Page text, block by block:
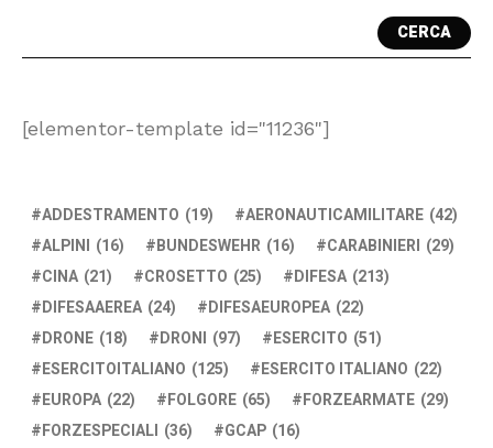
CERCA
[elementor-template id="11236"]
ADDESTRAMENTO (19) AERONAUTICAMILITARE (42)
ALPINI (16) BUNDESWEHR (16) CARABINIERI (29)
CINA (21) CROSETTO (25) DIFESA (213)
DIFESAAEREA (24) DIFESAEUROPEA (22)
DRONE (18) DRONI (97) ESERCITO (51)
ESERCITOITALIANO (125) ESERCITO ITALIANO (22)
EUROPA (22) FOLGORE (65) FORZEARMATE (29)
FORZESPECIALI (36) GCAP (16)